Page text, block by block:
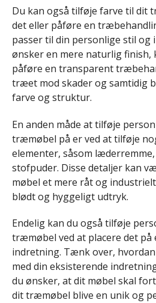
Du kan også tilføje farve til dit
det eller påføre en
passer til din personlige stil og
ønsker en mere naturlig finish,
påføre en transparent
træet mod skader og samtidig
farve og struktur.
En anden måde at tilføje
træmøbel på er ved at tilføje
elementer, såsom
stofpuder. Disse detaljer kan
møbel et mere råt og
blødt og hyggeligt udtryk.
Endelig kan du også tilføje
træmøbel ved at placere det på
indretning. Tænk over, hvordan
med din eksisterende
du ønsker, at dit møbel skal
dit træmøbel blive en unik og